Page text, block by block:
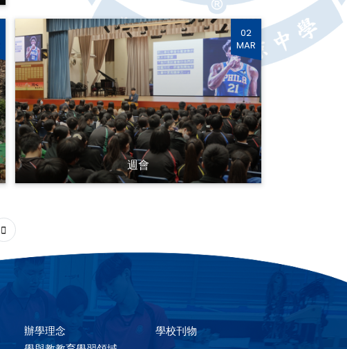
週會
02
MAR
辦學理念
學校刊物